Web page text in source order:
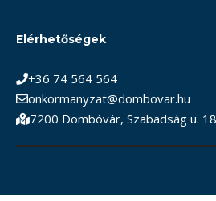
Elérhetőségek
+36 74 564 564
onkormanyzat@dombovar.hu
7200 Dombóvár, Szabadság u.